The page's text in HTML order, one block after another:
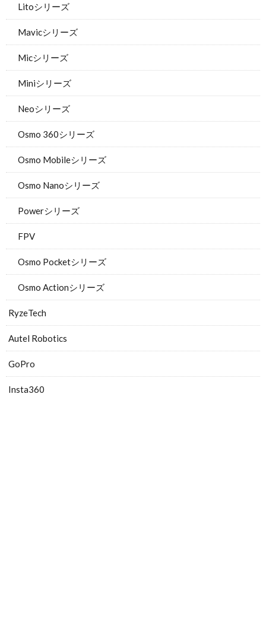
Litoシリーズ
Mavicシリーズ
Micシリーズ
Miniシリーズ
Neoシリーズ
Osmo 360シリーズ
Osmo Mobileシリーズ
Osmo Nanoシリーズ
Powerシリーズ
FPV
Osmo Pocketシリーズ
Osmo Actionシリーズ
RyzeTech
Autel Robotics
GoPro
Insta360